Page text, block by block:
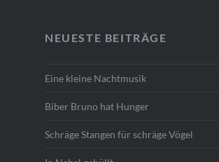
NEUESTE BEITRÄGE
Eine kleine Nachtmusik
Biber Bruno hat Hunger
Schräge Stangen für schräge Vögel